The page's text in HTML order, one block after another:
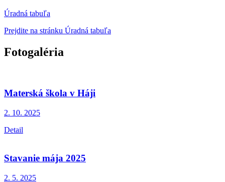
Úradná tabuľa
Prejdite na stránku Úradná tabuľa
Fotogaléria
Materská škola v Háji
2. 10. 2025
Detail
Stavanie mája 2025
2. 5. 2025